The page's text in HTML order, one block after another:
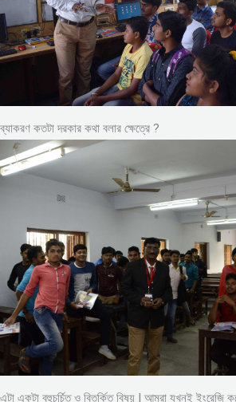
ব্যাকরণ কতটা দরকার কথা বলার ক্ষেত্রে ?
এটা একটা বহুচর্চিত ও বিতর্কিত বিষয় | আমরা যখনই ইংরেজি